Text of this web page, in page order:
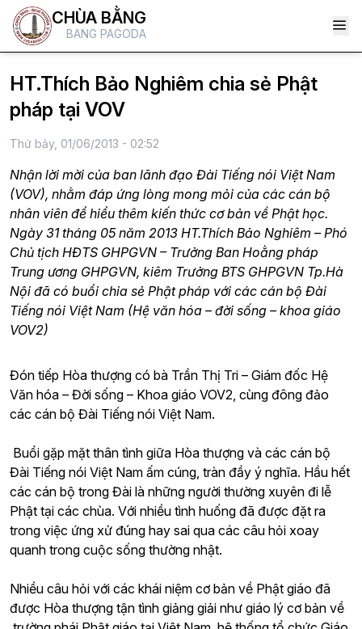
CHÙA BẰNG
BANG PAGODA
HT.Thích Bảo Nghiêm chia sẻ Phật
pháp tại VOV
Thứ bảy, 01/06/2013 - 02:52
Nhận lời mời của ban lãnh đạo Đài Tiếng nói Việt Nam
(VOV), nhằm đáp ứng lòng mong mỏi của các cán bộ
nhân viên để hiểu thêm kiến thức cơ bản về Phật học.
Ngày 31 tháng 05 năm 2013 HT.Thích Bảo Nghiêm – Phó
Chủ tịch HĐTS GHPGVN – Trưởng Ban Hoằng pháp
Trung ương GHPGVN, kiêm Trưởng BTS GHPGVN Tp.Hà
Nội đã có buổi chia sẻ Phật pháp với các cán bộ Đài
Tiếng nói Việt Nam (Hệ văn hóa – đời sống – khoa giáo
VOV2)
Đón tiếp Hòa thượng có bà Trần Thị Tri – Giám đốc Hệ
Văn hóa – Đời sống – Khoa giáo VOV2, cùng đông đảo
các cán bộ Đài Tiếng nói Việt Nam.
Buổi gặp mặt thân tình giữa Hòa thượng và các cán bộ
Đài Tiếng nói Việt Nam ấm cúng, tràn đầy ý nghĩa. Hầu hết
các cán bộ trong Đài là những người thường xuyên đi lễ
Phật tại các chùa. Với nhiều tình huống đã được đặt ra
trong việc ứng xử đúng hay sai qua các câu hỏi xoay
quanh trong cuộc sống thường nhật.
Nhiều câu hỏi với các khái niệm cơ bản về Phật giáo đã
được Hòa thượng tận tình giảng giải như giáo lý cơ bản về